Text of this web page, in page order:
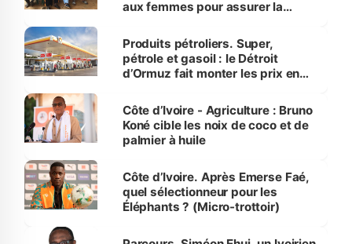
aux femmes pour assurer la
menacées
Produits pétroliers. Super,
pétrole et gasoil : le Détroit
d’Ormuz fait monter les prix en
Côte d’Ivoire - Agriculture : Bruno
Koné cible les noix de coco et de
palmier à huile
Côte d’Ivoire. Après Emerse Faé,
quel sélectionneur pour les
Éléphants ? (Micro-trottoir)